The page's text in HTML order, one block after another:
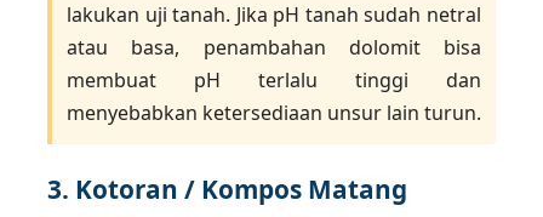
lakukan uji tanah. Jika pH tanah sudah netral
atau basa, penambahan dolomit bisa
membuat pH terlalu tinggi dan
menyebabkan ketersediaan unsur lain turun.
3. Kotoran / Kompos Matang